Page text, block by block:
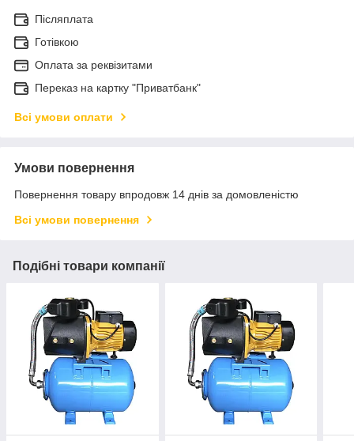
Післяплата
Готівкою
Оплата за реквізитами
Переказ на картку "Приватбанк"
Всі умови оплати
Умови повернення
Повернення товару впродовж 14 днів за домовленістю
Всі умови повернення
Подібні товари компанії